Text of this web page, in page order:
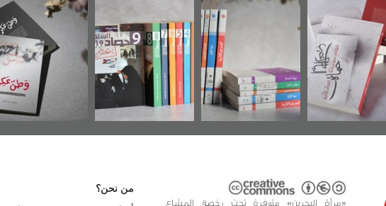
تصنيف موضوعي
للوثائق البريطانية
يقدمه «مركز أوال»
كتب
"مرآة البحرين"
تصدر حصاد
الساحات 2019
«وطن عكر» رواية
جديدة لمعتقل
عسكري تصدر عن
«مرآة البحرين»
حصاد 2017
«مرآة البحرين» متوفرة تحت رخصة المشاع
من نحن؟